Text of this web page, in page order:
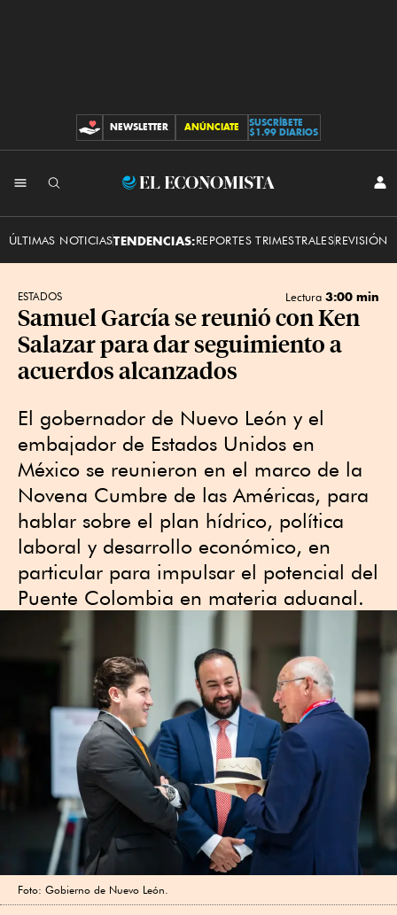
CONTRIBUCIONES
NEWSLETTER ANÚNCIATE
SUSCRÍBETE
$1.99 DIARIOS
El
ÚLTIMAS NOTICIASTENDENCIAS:REPORTES TRIMESTRALESREVISIÓN
ESTADOS Lectura 3:00 min
Samuel García se reunió con Ken
Salazar para dar seguimiento a
acuerdos alcanzados
El gobernador de Nuevo León y el
embajador de Estados Unidos en
México se reunieron en el marco de la
Novena Cumbre de las Américas, para
hablar sobre el plan hídrico, política
laboral y desarrollo económico, en
particular para impulsar el potencial del
Puente Colombia en materia aduanal.
Foto: Gobierno de Nuevo León.